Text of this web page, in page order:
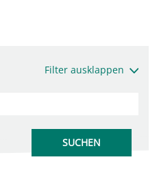
Filter ausklappen